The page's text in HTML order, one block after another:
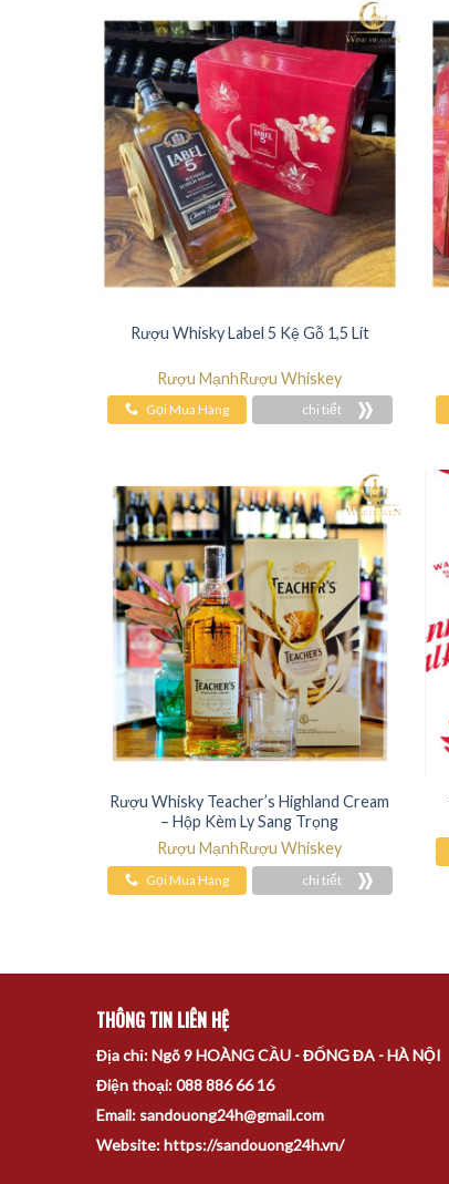
Rượu Whisky Label 5 Kệ Gỗ 1,5 Lít
Rượu MạnhRượu Whiskey
Gọi Mua Hàng chi tiết
Rượu Whisky Teacher’s Highland Cream
– Hộp Kèm Ly Sang Trọng
Rượu Mạnh Rượu Whiskey
Gọi Mua Hàng chi tiết
THÔNG TIN LIÊN HỆ
Địa chỉ: Ngõ 9 HOÀNG CẦU - ĐỐNG ĐA - HÀ NỘI
Điện thoại: 088 886 66 16
Email: sandouong24h@gmail.com
Website: https://sandouong24h.vn/